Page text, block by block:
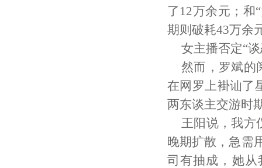
了12万余元；和
期则破耗43万余
女主播否定“
然而，罗斌的
在网罗上褂讪了
两东谈主交游时
王阳说，我方
晚期扩散，急需
司有抽成，她